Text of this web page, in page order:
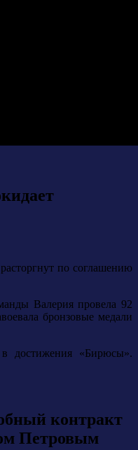
по соглашению
Валерия провела 92
бронзовые медали
достижения «Бирюсы».
контракт
Петровым